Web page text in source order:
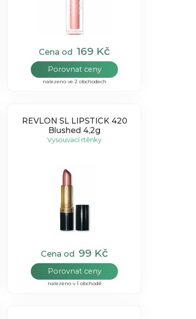
Cena od 169 Kč
Porovnat ceny
nalezeno ve 2 obchodech
REVLON SL LIPSTICK 420
Blushed 4,2g
Vysouvací rtěnky
Cena od 99 Kč
Porovnat ceny
nalezeno v 1 obchodě